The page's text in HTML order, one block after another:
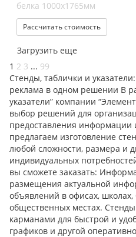
белка 1000х1765мм
Рассчитать стоимость
Загрузить еще
1 2 3 ... 99
Стенды, таблички и
реклама в одном решении В
указатели” компании
выбор решений для
предоставления
предлагаем изготовление
любой сложности, размера и
индивидуальных
вы сможете заказать:
размещения актуальной
объявлений в офисах, школах,
общественных местах.
карманами для быстрой и
графиков и другой